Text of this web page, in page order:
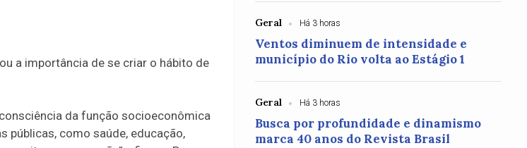
a importância de se criar o hábito de
da função socioeconômica
públicas, como saúde, educação,
Geral Há 3 horas
Ventos diminuem de intensidade e
município do Rio volta ao Estágio 1
Geral Há 3 horas
Busca por profundidade e dinamismo
marca 40 anos do Revista Brasil